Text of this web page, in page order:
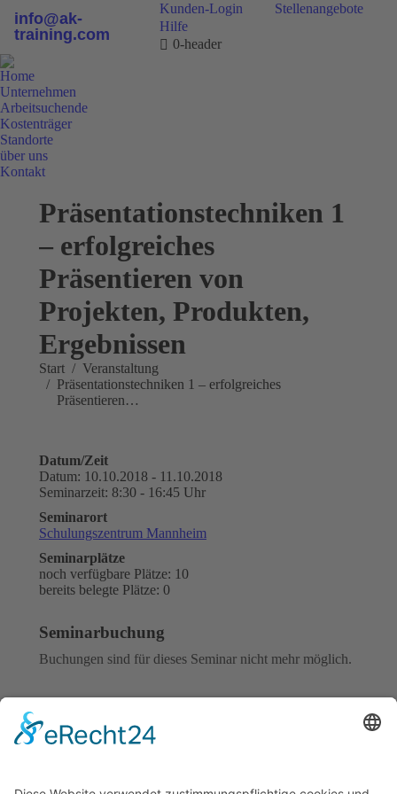
info@ak-
training.com
Kunden-Login
Stellenangebote
Hilfe
0-header
Home
Unternehmen
Arbeitsuchende
Kostenträger
Standorte
über uns
Kontakt
Präsentationstechniken 1
– erfolgreiches
Präsentieren von
Projekten, Produkten,
Ergebnissen
Sie befinden sich hier:
Start
Veranstaltung
Präsentationstechniken 1 – erfolgreiches
Präsentieren…
Datum/Zeit
Datum: 10.10.2018 - 11.10.2018
Seminarzeit: 8:30 - 16:45 Uhr
Seminarort
Schulungszentrum Mannheim
Seminarplätze
noch verfügbare Plätze: 10
bereits belegte Plätze: 0
Seminarbuchung
Buchungen sind für dieses Seminar nicht mehr möglich.